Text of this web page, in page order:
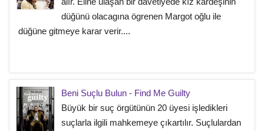
düğünü olacagına ögrenen Margot oğlu ile
düğüne gitmeye karar verir....
Beni Suçlu Bulun - Find Me Guilty
Büyük bir suç örgütünün 20 üyesi işledikleri
suçlarla ilgili mahkemeye çıkartılır. Suçlulardan